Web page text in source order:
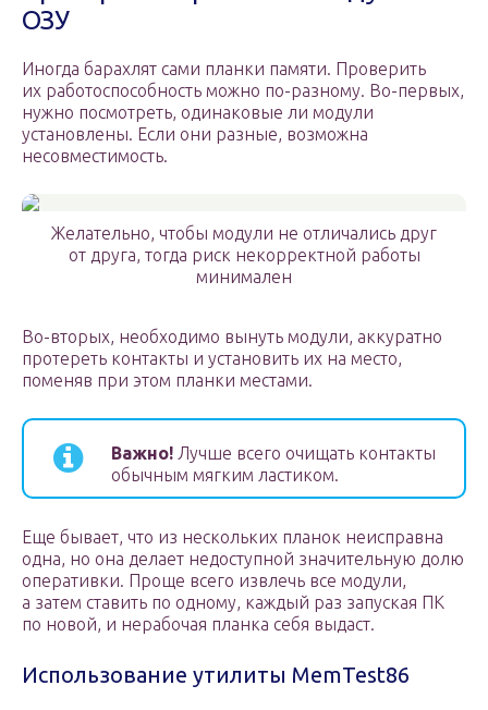
ОЗУ
Иногда барахлят сами планки памяти. Проверить
их работоспособность можно по-разному. Во-первых,
нужно посмотреть, одинаковые ли модули
установлены. Если они разные, возможна
несовместимость.
Желательно, чтобы модули не отличались друг
от друга, тогда риск некорректной работы
минимален
Во-вторых, необходимо вынуть модули, аккуратно
протереть контакты и установить их на место,
поменяв при этом планки местами.
Важно! Лучше всего очищать контакты
обычным мягким ластиком.
Еще бывает, что из нескольких планок неисправна
одна, но она делает недоступной значительную долю
оперативки. Проще всего извлечь все модули,
а затем ставить по одному, каждый раз запуская ПК
по новой, и нерабочая планка себя выдаст.
Использование утилиты MemTest86